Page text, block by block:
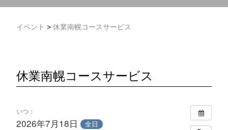
イベント > 休業南幌コースサービス
休業南幌コースサービス
いつ：
2026年7月18日 全日